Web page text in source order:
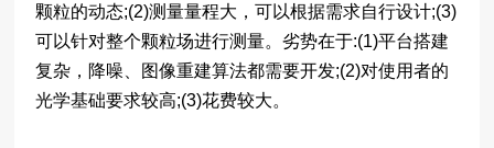
颗粒的动态;(2)测量量程大，可以根据需求自行设计;(3)
可以针对整个颗粒场进行测量。劣势在于:(1)平台搭建
复杂，降噪、图像重建算法都需要开发;(2)对使用者的
光学基础要求较高;(3)花费较大。